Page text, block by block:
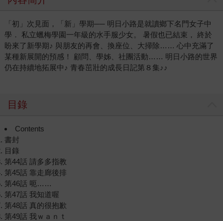
「初」次見面，「新」學期── 明日小路是就讀鄉下名門女子中
學． 私立蠟梅學園一年級的水手服少女。 暑假也已結束， 終於
盼來了新學期♪ 與朋友的再會、換座位、大掃除…… 心中充滿了
某種新展開的預感！ 顧問、學姊、社團活動…… 明日小路的世界
仍在持續地拓展中♪ 青春茁壯的成長日記第８集♪♪
目錄
Contents
書封
目錄
第44話 請多多指教
第45話 靠走廊後排
第46話 呃……
第47話 我知道喔
第48話 真的很抱歉
第49話 我ｗａｎｔ